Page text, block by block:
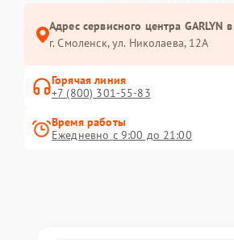
Адрес сервисного центра GARLYN
г. Смоленск, ул. Николаева, 12А
Горячая линия
+7 (800) 301-55-83
Время работы
Ежедневно с 9:00 до 21:00